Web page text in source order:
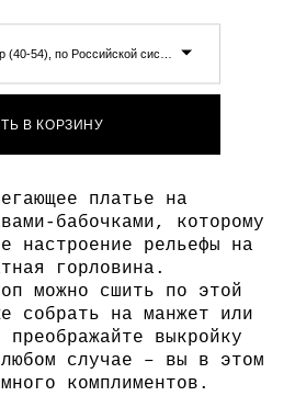
В КОРЗИНУ
платье на
бабочками, которому
настроение рельефы на
горловина.
можно сшить по этой
собрать на манжет или
выкройку
случае – вы в этом
комплиментов.